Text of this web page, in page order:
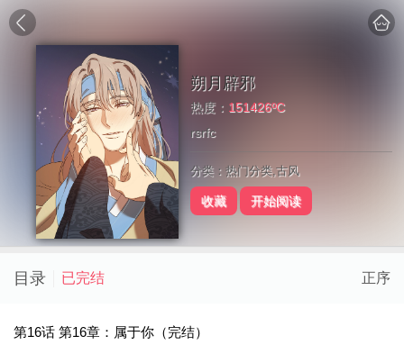
朔月辟邪
热度： 151426ºC
rsrfc
分类：热门分类,古风
收藏 开始阅读
目录 已完结 正序
第16话 第16章：属于你（完结）